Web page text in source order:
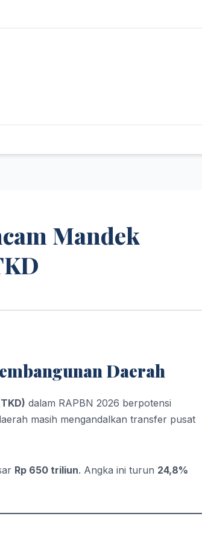
Mandek
Daerah
dalam RAPBN 2026 berpotensi
masih mengandalkan transfer pusat
Rp 650 triliun. Angka ini turun 24,8%